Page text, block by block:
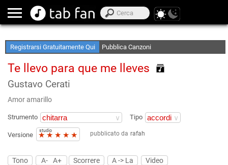
Registrarsi Gratuitamente Qui Pubblica Canzoni
Te llevo para que me lleves
Gustavo Cerati
Amor amarillo
Strumento Tipo
Versione
studio
★★ ★ ★ ★ pubblicato da rafah
Tono A- A+ Scorrere A -> La
Video